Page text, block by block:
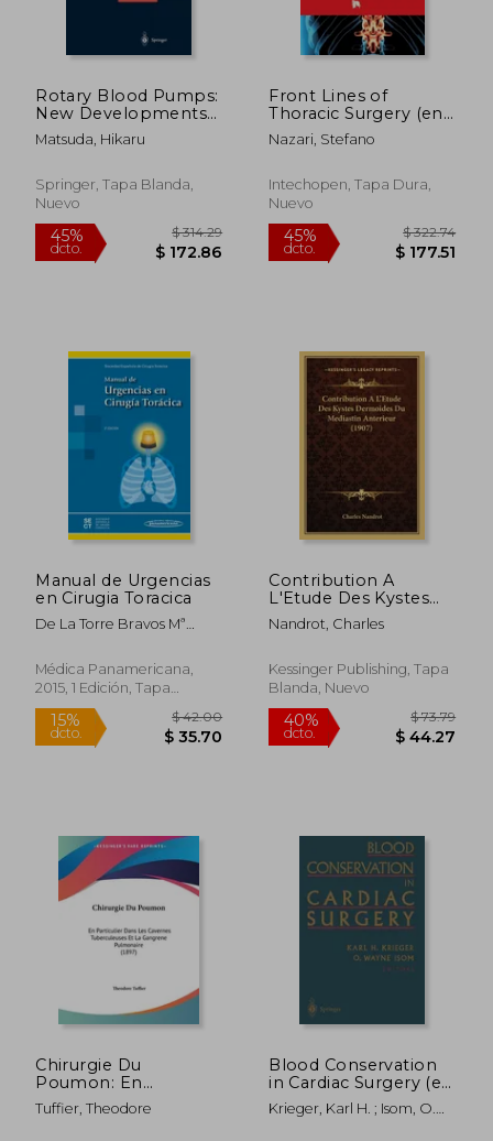
45%
dcto.
45%
dcto.
45%
dcto.
Rotary Blood Pumps:
New Developments
and Current
Applications (en
Matsuda, Hikaru
Springer, Tapa Blanda,
Nuevo
Front Lines of
Thoracic Surgery (en
Inglés)
Nazari, Stefano
Intechopen, Tapa Dura,
Nuevo
Manual de Urgencias
en Cirugia Toracica
De La Torre Bravos Mª
Médica Panamericana,
2015, 1 Edición, Tapa
Blanda, Nuevo
Contribution A
L'Etude Des Kystes
Dermoides Du
Mediastin Anterieur
Nandrot, Charles
Kessinger Publishing, Tapa
Blanda, Nuevo
Chirurgie Du
Poumon: En
Particulier Dans Les
Cavernes
Tuffier, Theodore
Blood Conservation
in Cardiac Surgery (en
Inglés)
Krieger, Karl H. ; Isom, O.